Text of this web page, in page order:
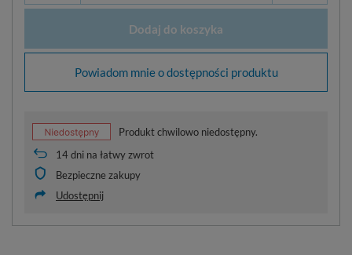
Dodaj do koszyka
Powiadom mnie o dostępności produktu
Produkt chwilowo niedostępny.
14dni na łatwy zwrot
Bezpieczne zakupy
Udostępnij